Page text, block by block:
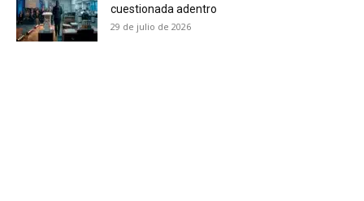
No te pierdas de las
últimas noticias
cuestionada adentro
29 de julio de 2026